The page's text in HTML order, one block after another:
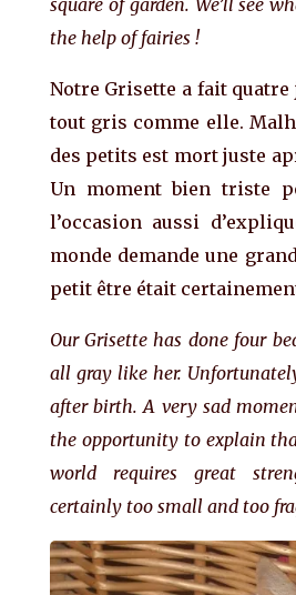
the help of fairies !
Notre Grisette a fait
tout gris comme elle.
des petits est mort juste
Un moment bien triste
l’occasion aussi
monde demande une
petit être était
Our Grisette has done four
all gray like her.
after birth. A very sad
the opportunity to explain
world requires great
certainly too small and too